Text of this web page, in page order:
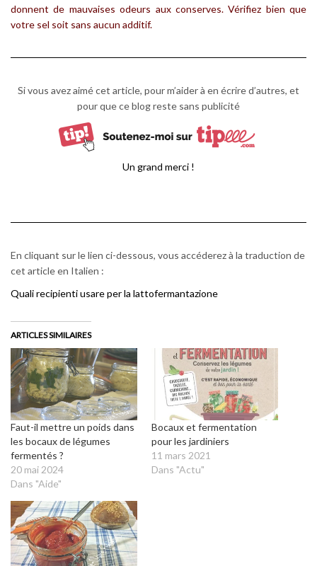
donnent de mauvaises odeurs aux conserves. Vérifiez bien que
votre sel soit sans aucun additif.
Si vous avez aimé cet article, pour m’aider à en écrire d’autres, et
pour que ce blog reste sans publicité
Un grand merci !
En cliquant sur le lien ci-dessous, vous accéderez à la traduction de
cet article en Italien :
Quali recipienti usare per la lattofermantazione
ARTICLES SIMILAIRES
Faut-il mettre un poids dans
les bocaux de légumes
fermentés ?
20 mai 2024
Dans "Aide"
Bocaux et fermentation
pour les jardiniers
11 mars 2021
Dans "Actu"